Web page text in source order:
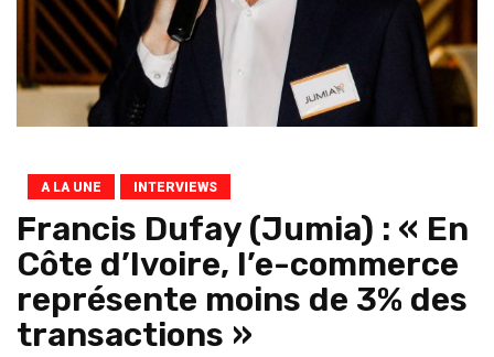
A LA UNE INTERVIEWS
Francis Dufay (Jumia) : « En
Côte d’Ivoire, l’e-commerce
représente moins de 3% des
transactions »